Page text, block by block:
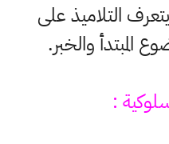
التلاميذ على
المبتدأ والخبر.
: